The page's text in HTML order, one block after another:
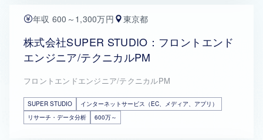
年収 600～1,300万円 東京都
株式会社SUPER STUDIO：フロントエンド
エンジニア/テクニカルPM
フロントエンドエンジニア/テクニカルPM
SUPER STUDIO
インターネットサービス（EC、メディア、アプリ）
リサーチ・データ分析
600万～